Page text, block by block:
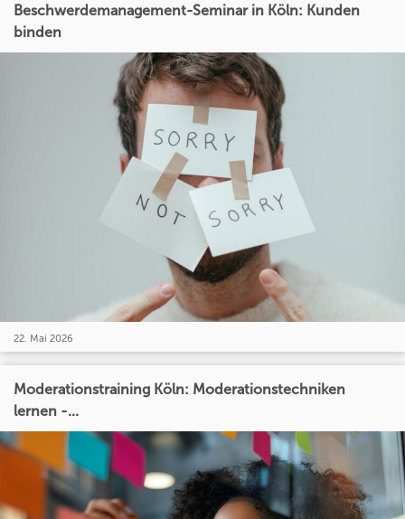
Beschwerdemanagement-Seminar in Köln: Kunden
binden
22. Mai 2026
Moderationstraining Köln: Moderationstechniken
lernen -...